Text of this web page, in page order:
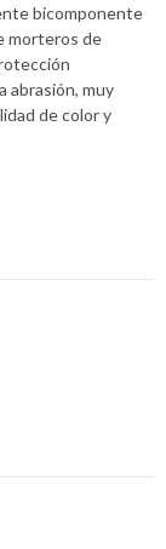
bicomponente
morteros de
abrasión, muy
de color y